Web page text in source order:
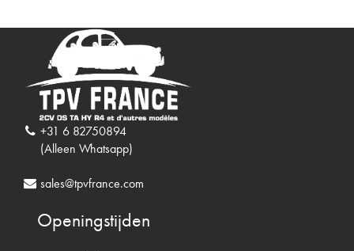
+31 6 82750894
(Alleen Whatsapp)
sales@tpvfrance.com
Openingstijden